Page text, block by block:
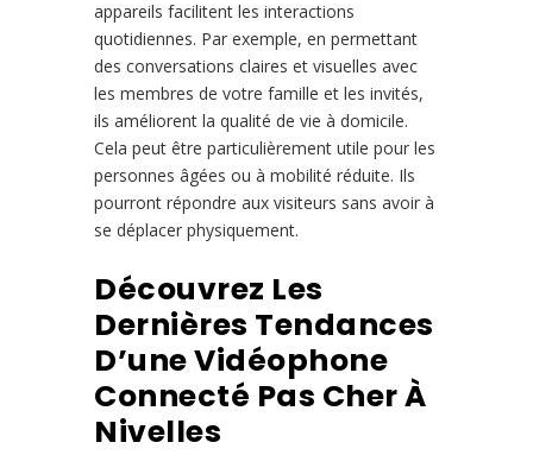
appareils facilitent les interactions
quotidiennes. Par exemple, en permettant
des conversations claires et visuelles avec
les membres de votre famille et les invités,
ils améliorent la qualité de vie à domicile.
Cela peut être particulièrement utile pour les
personnes âgées ou à mobilité réduite. Ils
pourront répondre aux visiteurs sans avoir à
se déplacer physiquement.
Découvrez Les
Dernières Tendances
D’une Vidéophone
Connecté Pas Cher À
Nivelles